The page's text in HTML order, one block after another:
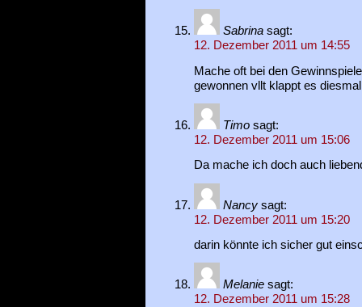
Sabrina sagt:
12. Dezember 2011 um 14:55
Mache oft bei den
gewonnen vllt klappt es
Timo sagt:
12. Dezember 2011 um 15:06
Da mache ich doch auch
Nancy sagt:
12. Dezember 2011 um 15:20
darin könnte ich sicher gut
Melanie sagt:
12. Dezember 2011 um 15:28